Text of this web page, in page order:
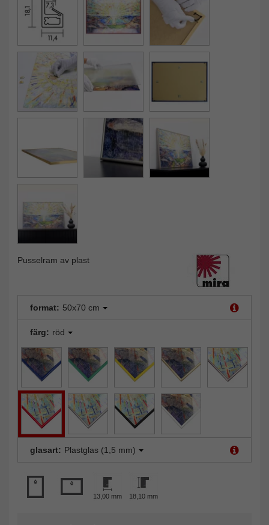
Pusselram av plast
format: 50x70 cm
färg: röd
glasart: Plastglas (1,5 mm)
13,00 mm 18,10 mm